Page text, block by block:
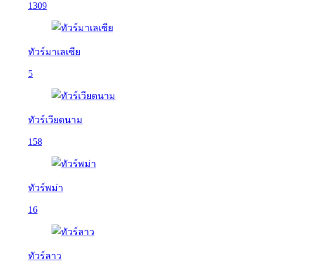
1309
ทัวร์มาเลเซีย
5
ทัวร์เวียดนาม
158
ทัวร์พม่า
16
ทัวร์ลาว